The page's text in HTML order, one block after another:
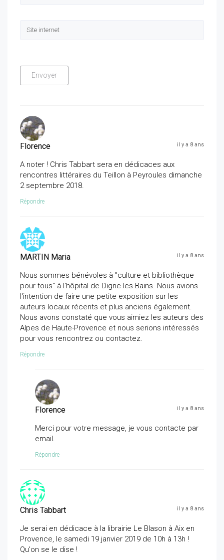
Florence il y a 8 ans
A noter ! Chris Tabbart sera en dédicaces aux
rencontres littéraires du Teillon à Peyroules dimanche
2 septembre 2018.
Répondre
MARTIN Maria il y a 8 ans
Nous sommes bénévoles à "culture et bibliothèque
pour tous" à l'hôpital de Digne les Bains. Nous avions
l'intention de faire une petite exposition sur les
auteurs locaux récents et plus anciens également.
Nous avons constaté que vous aimiez les auteurs des
Alpes de Haute-Provence et nous serions intéressés
pour vous rencontrez ou contactez.
Répondre
Florence il y a 8 ans
Merci pour votre message, je vous contacte par
email.
Répondre
Chris Tabbart il y a 8 ans
Je serai en dédicace à la librairie Le Blason à Aix en
Provence, le samedi 19 janvier 2019 de 10h à 13h !
Qu'on se le dise !